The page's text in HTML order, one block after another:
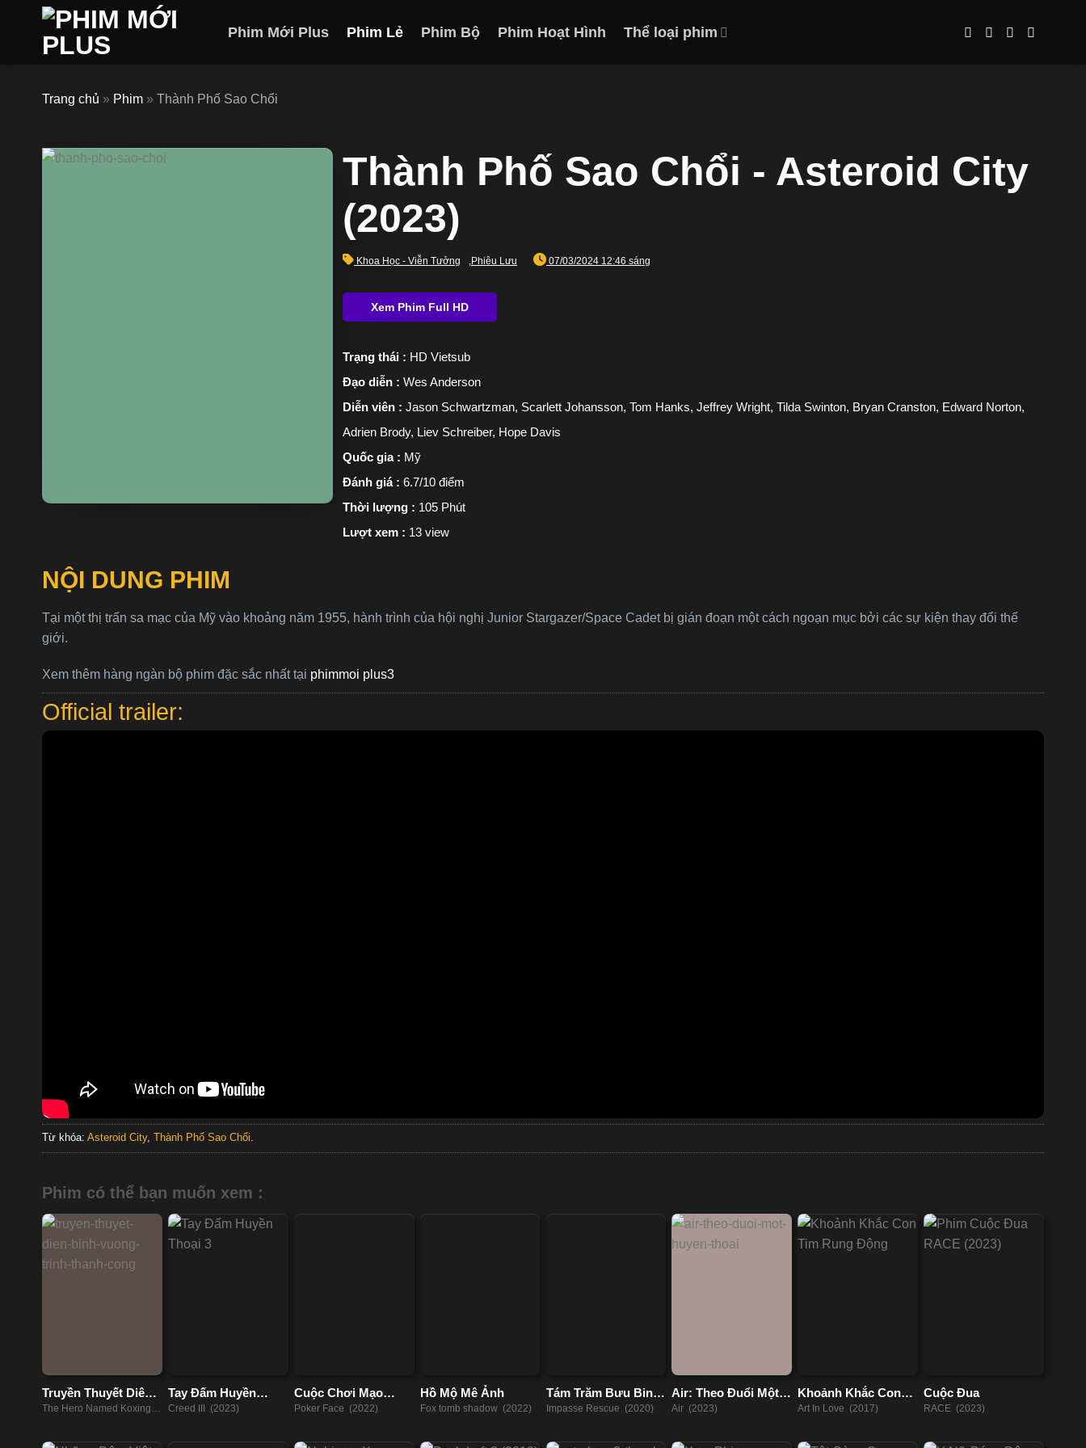
Phim Mới Plus Phim Lẻ Phim Bộ Phim Hoạt Hình Thể loại phim
Trang chủ » Phim » Thành Phố Sao Chổi
Thành Phố Sao Chổi - Asteroid City
(2023)
Khoa Học - Viễn Tưởng Phiêu Lưu 07/03/2024 12:46 sáng
Trạng thái : HD Vietsub
Đạo diễn : Wes Anderson
Diễn viên : Jason Schwartzman, Scarlett Johansson, Tom Hanks, Jeffrey Wright, Tilda Swinton, Bryan Cranston, Edward Norton,
Adrien Brody, Liev Schreiber, Hope Davis
Quốc gia : Mỹ
Đánh giá : 6.7/10 điểm
Thời lượng : 105 Phút
Lượt xem : 13 view
NỘI DUNG PHIM
Tại một thị trấn sa mạc của Mỹ vào khoảng năm 1955, hành trình của hội nghị Junior Stargazer/Space Cadet bị gián đoạn một cách ngoạn mục bởi các sự kiện thay đổi thế
giới.
Xem thêm hàng ngàn bộ phim đặc sắc nhất tại phimmoi plus3
Official trailer:
Từ khóa: Asteroid City, Thành Phố Sao Chổi
Phim có thể bạn muốn xem :
Truyền Thuyết Diên
Bình Vương Trịnh
The Hero Named Koxinga
Tay Đấm Huyền
Thoại 3
Creed III (2023)
Cuộc Chơi Mạo
Hiểm
Poker Face (2022)
Hồ Mộ Mê Ảnh
Fox tomb shadow (2022)
Tám Trăm Bưu Binh
Bôn Tẩu Đến Bắc
Impasse Rescue (2020)
Air: Theo Đuổi Một
Huyền Thoại
Air (2023)
Khoảnh Khắc Con
Tim Rung Động
Art In Love (2017)
Cuộc Đua
RACE (2023)